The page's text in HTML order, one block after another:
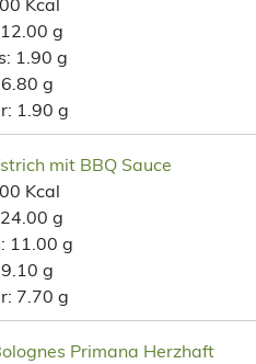
12.00 g
1.90 g
6.80 g
1.90 g
mit BBQ Sauce
Kcal
24.00 g
11.00 g
9.10 g
7.70 g
Primana Herzhaft